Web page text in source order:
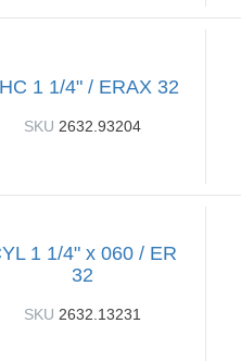
1 1/4" / ERAX 32
SKU 2632.93204
1 1/4" x 060 / ER
32
SKU 2632.13231